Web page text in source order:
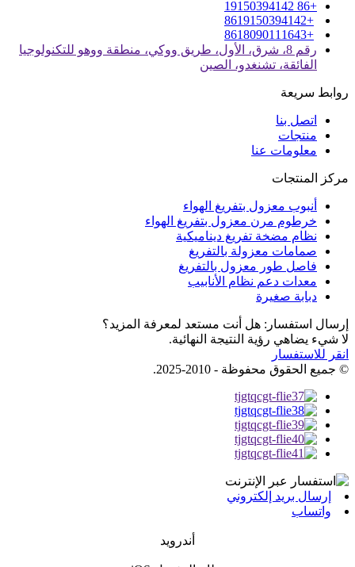
+86 19150394142
+8619150394142
+8618090111643
رقم 8، شرق، الأول، طريق ووكي، منطقة ووهو للتكنولوجيا
الفائقة، تشنغدو، الصين
روابط سريعة
اتصل بنا
منتجات
معلومات عنا
مركز المنتجات
أنبوب معزول بتفريغ الهواء
خرطوم مرن معزول بتفريغ الهواء
نظام مضخة تفريغ ديناميكية
صمامات معزولة بالتفريغ
فاصل طور معزول بالتفريغ
معدات دعم نظام الأنابيب
دبابة صغيرة
إرسال استفسار: هل أنت مستعد لمعرفة المزيد؟
لا شيء يضاهي رؤية النتيجة النهائية.
انقر للاستفسار
© جميع الحقوق محفوظة - 2010-2025.
إرسال بريد إلكتروني
واتساب
أندرويد